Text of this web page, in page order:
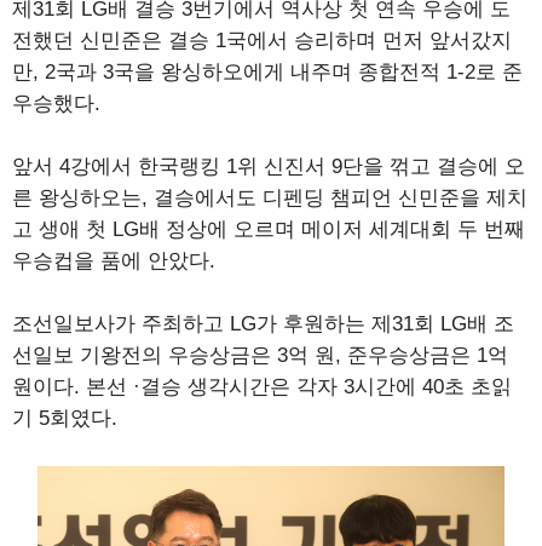
제31회 LG배 결승 3번기에서 역사상 첫 연속 우승에 도
전했던 신민준은 결승 1국에서 승리하며 먼저 앞서갔지
만, 2국과 3국을 왕싱하오에게 내주며 종합전적 1-2로 준
우승했다.
앞서 4강에서 한국랭킹 1위 신진서 9단을 꺾고 결승에 오
른 왕싱하오는, 결승에서도 디펜딩 챔피언 신민준을 제치
고 생애 첫 LG배 정상에 오르며 메이저 세계대회 두 번째
우승컵을 품에 안았다.
조선일보사가 주최하고 LG가 후원하는 제31회 LG배 조
선일보 기왕전의 우승상금은 3억 원, 준우승상금은 1억
원이다. 본선 ·결승 생각시간은 각자 3시간에 40초 초읽
기 5회였다.